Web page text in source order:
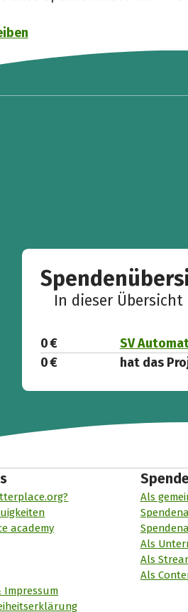
In dieser
0 €
SV
0 €
hat das
academy
Als
Als
Als
Als